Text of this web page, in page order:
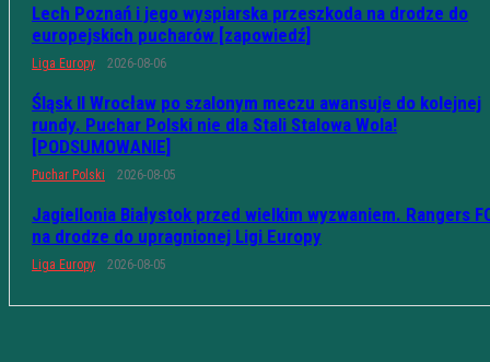
Lech Poznań i jego wyspiarska przeszkoda na drodze do
europejskich pucharów [zapowiedź]
Liga Europy 2026-08-06
Śląsk II Wrocław po szalonym meczu awansuje do kolejnej
rundy. Puchar Polski nie dla Stali Stalowa Wola!
[PODSUMOWANIE]
Puchar Polski 2026-08-05
Jagiellonia Białystok przed wielkim wyzwaniem. Rangers
na drodze do upragnionej Ligi Europy
Liga Europy 2026-08-05